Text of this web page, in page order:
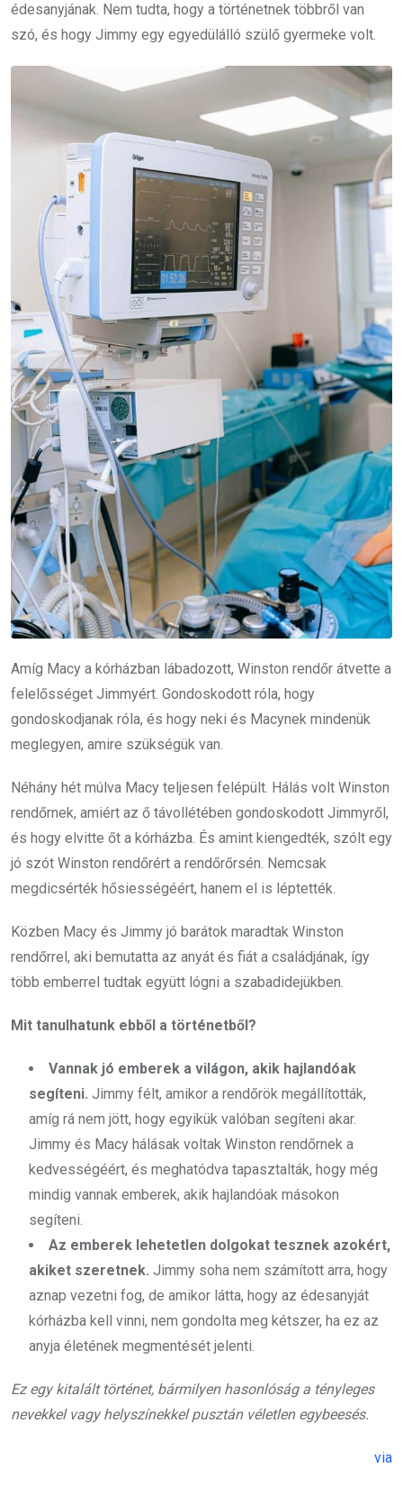
édesanyjának. Nem tudta, hogy a történetnek többről van
szó, és hogy Jimmy egy egyedülálló szülő gyermeke volt.
Amíg Macy a kórházban lábadozott, Winston rendőr átvette a
felelősséget Jimmyért. Gondoskodott róla, hogy
gondoskodjanak róla, és hogy neki és Macynek mindenük
meglegyen, amire szükségük van.
Néhány hét múlva Macy teljesen felépült. Hálás volt Winston
rendőrnek, amiért az ő távollétében gondoskodott Jimmyről,
és hogy elvitte őt a kórházba. És amint kiengedték, szólt egy
jó szót Winston rendőrért a rendőrőrsén. Nemcsak
megdicsérték hősiességéért, hanem el is léptették.
Közben Macy és Jimmy jó barátok maradtak Winston
rendőrrel, aki bemutatta az anyát és fiát a családjának, így
több emberrel tudtak együtt lógni a szabadidejükben.
Mit tanulhatunk ebből a történetből?
Vannak jó emberek a világon, akik hajlandóak
segíteni. Jimmy félt, amikor a rendőrök megállították,
amíg rá nem jött, hogy egyikük valóban segíteni akar.
Jimmy és Macy hálásak voltak Winston rendőrnek a
kedvességéért, és meghatódva tapasztalták, hogy még
mindig vannak emberek, akik hajlandóak másokon
segíteni.
Az emberek lehetetlen dolgokat tesznek azokért,
akiket szeretnek. Jimmy soha nem számított arra, hogy
aznap vezetni fog, de amikor látta, hogy az édesanyját
kórházba kell vinni, nem gondolta meg kétszer, ha ez az
anyja életének megmentését jelenti.
Ez egy kitalált történet, bármilyen hasonlóság a tényleges
nevekkel vagy helyszínekkel pusztán véletlen egybeesés.
via